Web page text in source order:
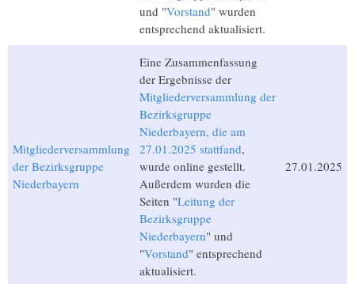
und "Vorstand" wurden
entsprechend aktualisiert.
Mitgliederversammlung
der Bezirksgruppe
Niederbayern
Eine Zusammenfassung
der Ergebnisse der
Mitgliederversammlung der
Bezirksgruppe
Niederbayern, die am
27.01.2025 stattfand,
wurde online gestellt.
Außerdem wurden die
Seiten "Leitung der
Bezirksgruppe
Niederbayern" und
"Vorstand" entsprechend
aktualisiert.
27.01.2025